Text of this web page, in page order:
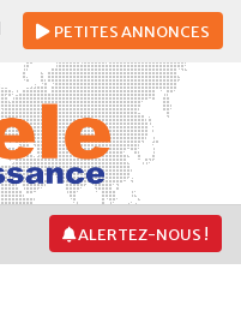
PETITESANNONCES
ALERTEZ-NOUS !